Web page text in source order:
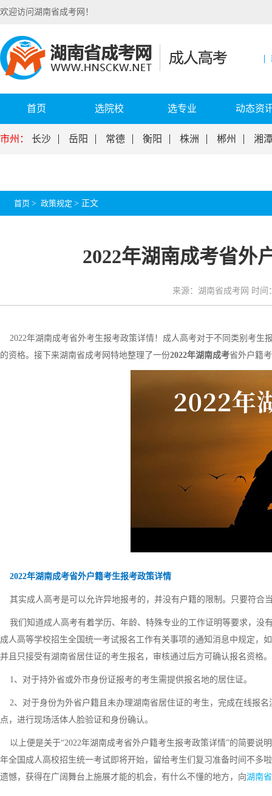
欢迎访问湖南省成考网！
首页 选院校 选专业 动态资
市州： 长沙 岳阳 常德 衡阳 株洲 郴州 湘
首页 > 政策规定 > 正文
2022年湖南成考省外
来源：湖南省成考网 时间
2022年湖南成考省外考生报考政策详情！成人高考对于不同类别考生
的资格。接下来湖南省成考网特地整理了一份2022年湖南成考省外户籍
2022年湖南成考省外户籍考生报考政策详情
其实成人高考是可以允许异地报考的，并没有户籍的限制。只要符合
我们知道成人高考有着学历、年龄、特殊专业的工作证明等要求，没
成人高等学校招生全国统一考试报名工作有关事项的通知消息中规定，
并且只接受有湖南省居住证的考生报名，审核通过后方可确认报名资格。
1、对于持外省或外市身份证报考的考生需提供报名地的居住证。
2、对于身份为外省户籍且未办理湖南省居住证的考生，完成在线报
点，进行现场活体人脸验证和身份确认。
以上便是关于“2022年湖南成考省外户籍考生报考政策详情”的简要说
年全国成人高校招生统一考试即将开始，留给考生们复习准备时间不多
遗憾，获得在广阔舞台上施展才能的机会，有什么不懂的地方，向湖南